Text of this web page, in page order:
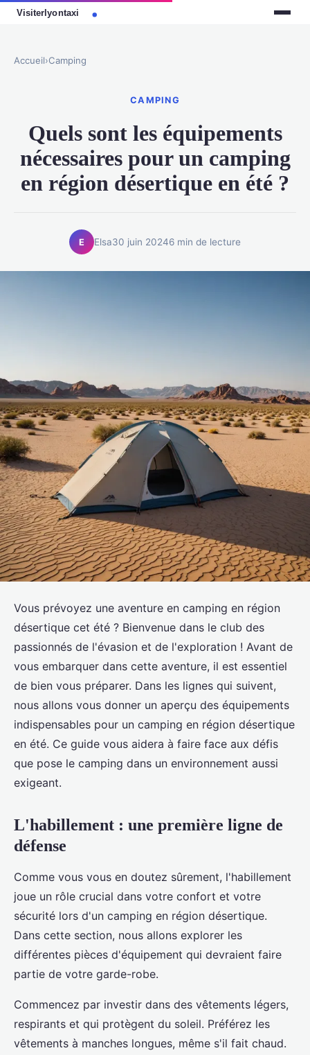
Accueil›Camping
CAMPING
Quels sont les équipements
nécessaires pour un camping
en région désertique en été ?
E Elsa30 juin 20246 min de lecture
Vous prévoyez une aventure en camping en région
désertique cet été ? Bienvenue dans le club des
passionnés de l'évasion et de l'exploration ! Avant de
vous embarquer dans cette aventure, il est essentiel
de bien vous préparer. Dans les lignes qui suivent,
nous allons vous donner un aperçu des équipements
indispensables pour un camping en région désertique
en été. Ce guide vous aidera à faire face aux défis
que pose le camping dans un environnement aussi
exigeant.
L'habillement : une première ligne de
défense
Comme vous vous en doutez sûrement, l'habillement
joue un rôle crucial dans votre confort et votre
sécurité lors d'un camping en région désertique.
Dans cette section, nous allons explorer les
différentes pièces d'équipement qui devraient faire
partie de votre garde-robe.
Commencez par investir dans des vêtements légers,
respirants et qui protègent du soleil. Préférez les
vêtements à manches longues, même s'il fait chaud.